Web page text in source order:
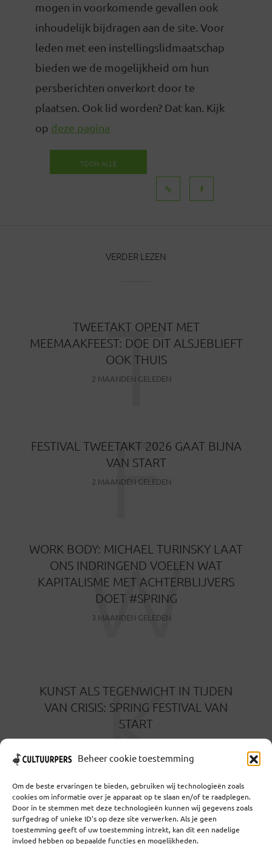
Beheer cookie toestemming
Om de beste ervaringen te bieden, gebruiken wij technologieën zoals
cookies om informatie over je apparaat op te slaan en/of te raadplegen.
Door in te stemmen met deze technologieën kunnen wij gegevens zoals
surfgedrag of unieke ID's op deze site verwerken. Als je geen
toestemming geeft of uw toestemming intrekt, kan dit een nadelige
invloed hebben op bepaalde functies en mogelijkheden.
mogen in voorkomende gevallen ook
inhoudelijk bijdragen aan de site. Voor
leden met een instellingslidmaatschap
bieden we de mogelijkheid om hun
persberichten onverkort door te
plaatsen. Ook lid worden? Dat kan. Kijk
op deze pagina
TOON ALLE
VERDER LEZEN
TWEETAKT OPENT MET
MEEMAAKFEEST: DOE DIT ALSJEBLIEFT
OOK THUIS
2 MAANDEN GELEDEN
T
FESTIVAL TWEETAKT 2026 GAAT BIJNA
VAN START
2 MAANDEN GELEDEN
F
WORK BODY: MICHAEL TURINSKY LAAT
ONS INDRINGEND VOELEN WAT
KAPITALISME MET ACHTERBLIJVERS
DOET #SPRING
3 MAANDEN GELEDEN
W
KUNST ALS TEGENWICHT IN TIJDEN
VAN CRISIS: SPRING FESTIVAL VAN
START
K
Coöperatief Cultureel Persbureau U.A. | Salzburg 29 |